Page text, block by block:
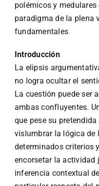
polémicos y
paradigma de la plena
fundamentales
Introducción
La elipsis
no logra ocultar el
La cuestión puede ser
ambas confluyentes.
que pese su
vislumbrar la lógica
determinados criterios
encorsetar la actividad
inferencia contextual